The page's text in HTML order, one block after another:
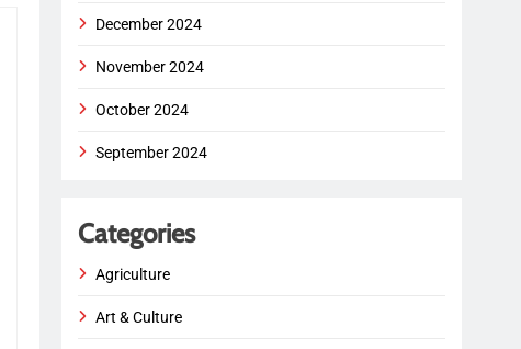
December 2024
November 2024
October 2024
September 2024
Categories
Agriculture
Art & Culture